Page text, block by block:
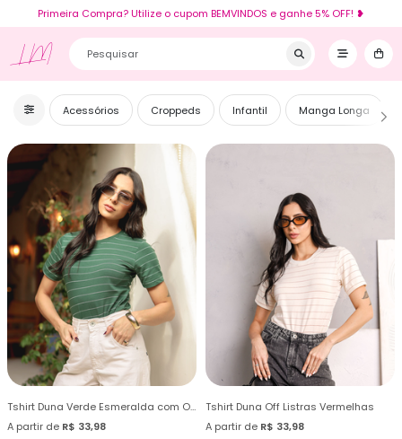
Primeira Compra? Utilize o cupom BEMVINDOS e ganhe 5% OFF! ❥
LM
Acessórios Croppeds Infantil Manga Longa
Tshirt Duna Verde Esmeralda com Off
A partir de R$ 33,98
Tshirt Duna Off Listras Vermelhas
A partir de R$ 33,98